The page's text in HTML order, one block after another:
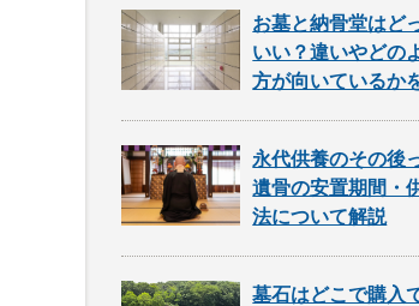
お墓と納骨堂はど
いい？違いやどの
方が向いているか
永代供養のその後
遺骨の安置期間・
法について解説
墓石はどこで購入